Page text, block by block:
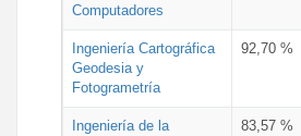
Computadores
Ingeniería Cartográfica
Geodesia y
Fotogrametría
92,70 %
Ingeniería de la
83,57 %